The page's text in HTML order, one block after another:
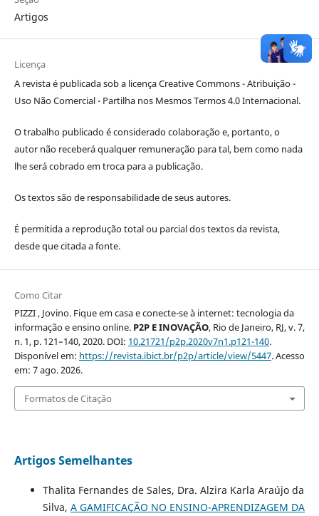
Artigos
Licença
A revista é publicada sob a licença Creative Commons - Atribuição -
Uso Não Comercial - Partilha nos Mesmos Termos 4.0 Internacional.
O trabalho publicado é considerado colaboração e, portanto, o
autor não receberá qualquer remuneração para tal, bem como nada
lhe será cobrado em troca para a publicação.
Os textos são de responsabilidade de seus autores.
É permitida a reprodução total ou parcial dos textos da revista,
desde que citada a fonte.
Como Citar
PIZZI , Jovino. Fique em casa e conecte-se à internet: tecnologia da
informação e ensino online. P2P E INOVAÇÃO, Rio de Janeiro, RJ, v. 7,
n. 1, p. 121–140, 2020. DOI: 10.21721/p2p.2020v7n1.p121-140.
Disponível em: https://revista.ibict.br/p2p/article/view/5447. Acesso
em: 7 ago. 2026.
Formatos de Citação
Artigos Semelhantes
Thalita Fernandes de Sales, Dra. Alzira Karla Araújo da
Silva, A GAMIFICAÇÃO NO ENSINO-APRENDIZAGEM DA